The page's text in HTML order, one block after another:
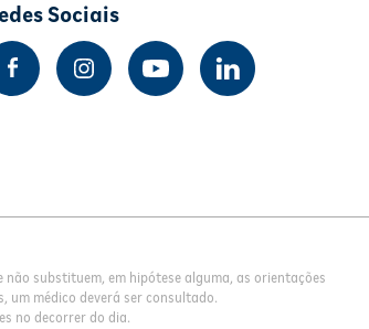
Sociais
não substituem, em hipótese alguma, as orientações
um médico deverá ser consultado.
no decorrer do dia.